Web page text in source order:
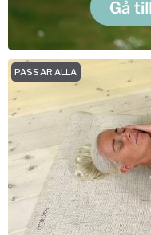
PASSAR ALLA